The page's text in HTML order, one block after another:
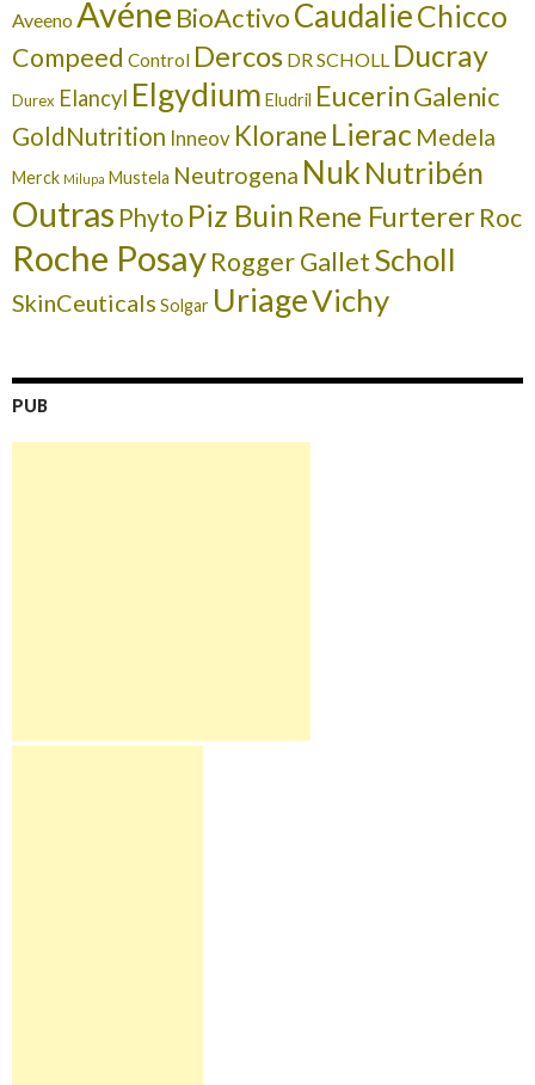
AveenoAvéne BioActivoCaudalieChicco
Compeed Control Dercos DR SCHOLL Ducray
Durex Elancyl Elgydium Eludril EucerinGalenic
GoldNutrition Inneov Klorane Lierac Medela
Merck Milupa Mustela Neutrogena Nuk Nutribén
Outras Phyto Piz Buin Rene FurtererRoc
Roche PosayRogger GalletScholl
SkinCeuticals Solgar UriageVichy
PUB